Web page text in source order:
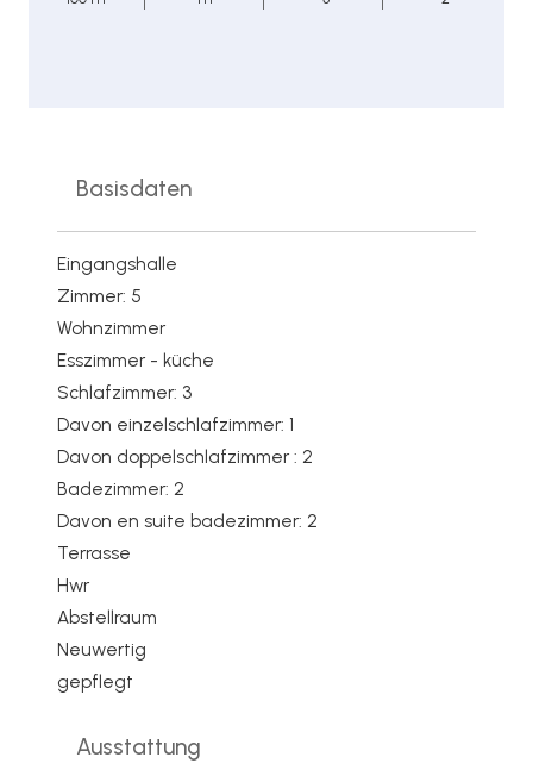
Basisdaten
Eingangshalle
Zimmer: 5
Wohnzimmer
Esszimmer - küche
Schlafzimmer: 3
Davon einzelschlafzimmer: 1
Davon doppelschlafzimmer : 2
Badezimmer: 2
Davon en suite badezimmer: 2
Terrasse
Hwr
Abstellraum
Neuwertig
gepflegt
Ausstattung